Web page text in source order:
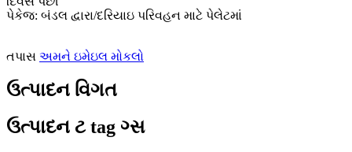
પેકેજ: બંડલ દ્વારા/દરિયાઇ પરિવહન માટે પેલેટમાં
તપાસ અમને ઇમેઇલ મોકલો
ઉત્પાદન વિગત
ઉત્પાદન ટ tag ગ્સ